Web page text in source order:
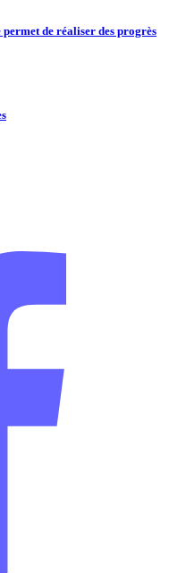
de réaliser des progrès